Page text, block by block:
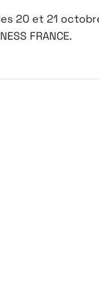
20 et 21
FRANCE.